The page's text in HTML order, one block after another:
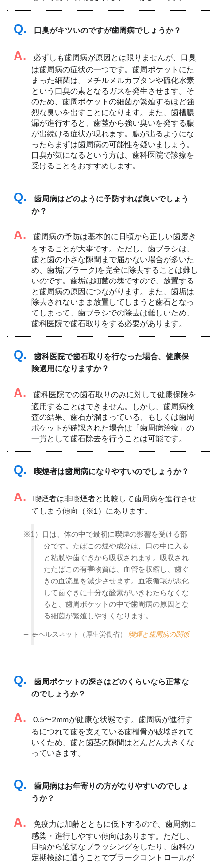
Q. 口臭がキツいのですが歯周病でしょうか？
A.
必ずしも歯周病が原因とは限りませんが、口臭
は歯周病の症状の一つです。歯周ポケットにた
まった細菌は、メチルメルカプタンや硫化水素
という口臭の素となるガスを発生させます。そ
のため、歯周ポケットの細菌が繁殖するほど強
烈な臭いを出すことになります。また、歯槽膿
漏が進行すると、歯茎から強い臭いを発する膿
が出続ける症状が現れます。膿が出るようにな
ったらまずは歯周病の可能性を疑いましょう。
口臭が気になるという方は、歯科医院で診療を
受けることをおすすめします。
Q.
歯周病はどのように予防すれば良いでしょう
か？
A.
歯周病の予防は基本的に日頃から正しい歯磨き
をすることが大事です。ただし、歯ブラシは、
歯と歯の小さな隙間まで届かない場合が多いた
め、歯垢(プラーク)を完全に除去することは難し
いのです。歯垢は細菌の塊ですので、放置する
と歯周病の原因につながります。また、歯垢は
除去されないまま放置してしまうと歯石となっ
てしまって、歯ブラシでの除去は難しいため、
歯科医院で歯石取りをする必要があります。
Q.
歯科医院で歯石取りを行なった場合、健康保
険適用になりますか？
A.
歯科医院での歯石取りのみに対して健康保険を
適用することはできません。しかし、歯周病検
査の結果、歯石が溜まっている、もしくは歯周
ポケットが確認された場合は「歯周病治療」の
一貫として歯石除去を行うことは可能です。
Q. 喫煙者は歯周病になりやすいのでしょうか？
A.
喫煙者は非喫煙者と比較して歯周病を進行させ
てしまう傾向（※1）にあります。
※1）口は、体の中で最初に喫煙の影響を受ける部
分です。たばこの煙や成分は、口の中に入る
と粘膜や歯ぐきから吸収されます。吸収され
たたばこの有害物質は、血管を収縮し、歯ぐ
きの血流量を減少させます。血液循環が悪化
して歯ぐきに十分な酸素がいきわたらなくな
ると、歯周ポケットの中で歯周病の原因とな
る細菌が繁殖しやすくなります。
e-ヘルスネット（厚生労働省） 喫煙と歯周病の関係
Q.
歯周ポケットの深さはどのくらいなら正常な
のでしょうか？
A.
0.5〜2mmが健康な状態です。歯周病が進行す
るにつれて歯を支えている歯槽骨が破壊されて
いくため、歯と歯茎の隙間はどんどん大きくな
っていきます。
Q.
歯周病はお年寄りの方がなりやすいのでしょ
うか？
A.
免疫力は加齢とともに低下するので、歯周病に
感染・進行しやすい傾向はあります。ただし、
日頃から適切なブラッシングをしたり、歯科の
定期検診に通うことでプラークコントロールが